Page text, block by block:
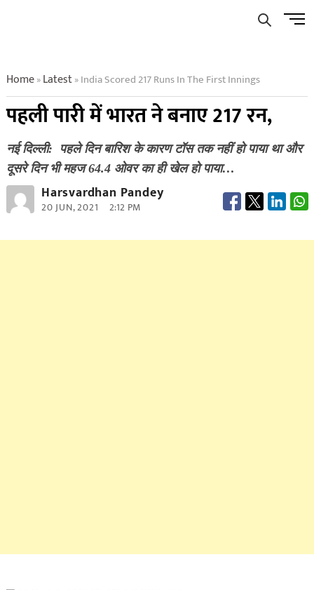
Menu
Home»Latest»India Scored 217 Runs In The First Innings
पहली पारी में भारत ने बनाए 217 रन,
नई दिल्ली: पहले दिन बारिश के कारण टॉस तक नहीं हो पाया था और
दूसरे दिन भी महज 64.4 ओवर का ही खेल हो पाया…
Harsvardhan Pandey
20 JUN, 2021 2:12 PM